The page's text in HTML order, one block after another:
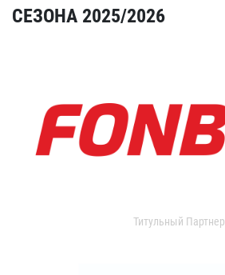
СЕЗОНА 2025/2026
Титульный Партнер